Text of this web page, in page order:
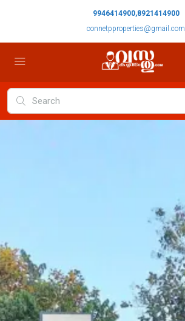
9946414900,8921414900
connetpproperties@gmail.com